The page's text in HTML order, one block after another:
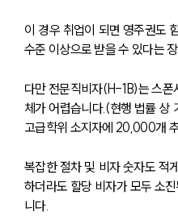
이 경우 취업이 되면 영주권도
수준 이상으로 받을 수 있다는
다만 전문직비자(H-1B)는 스폰
체가 어렵습니다.(현행 법률
고급학위 소지자에 20,000개
복잡한 절차 및 비자 숫자도 적
하더라도 할당 비자가 모두 소
니다.